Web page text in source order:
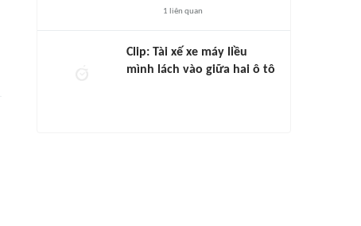
1 liên quan
Clip: Tài xế xe máy liều
mình lách vào giữa hai ô tô